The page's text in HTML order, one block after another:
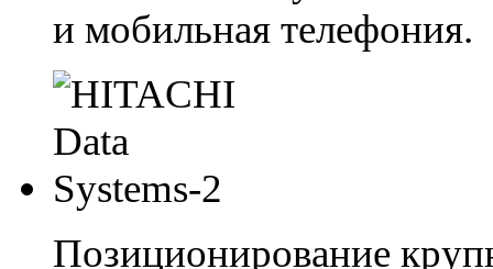
и мобильная телефония.
Позиционирование